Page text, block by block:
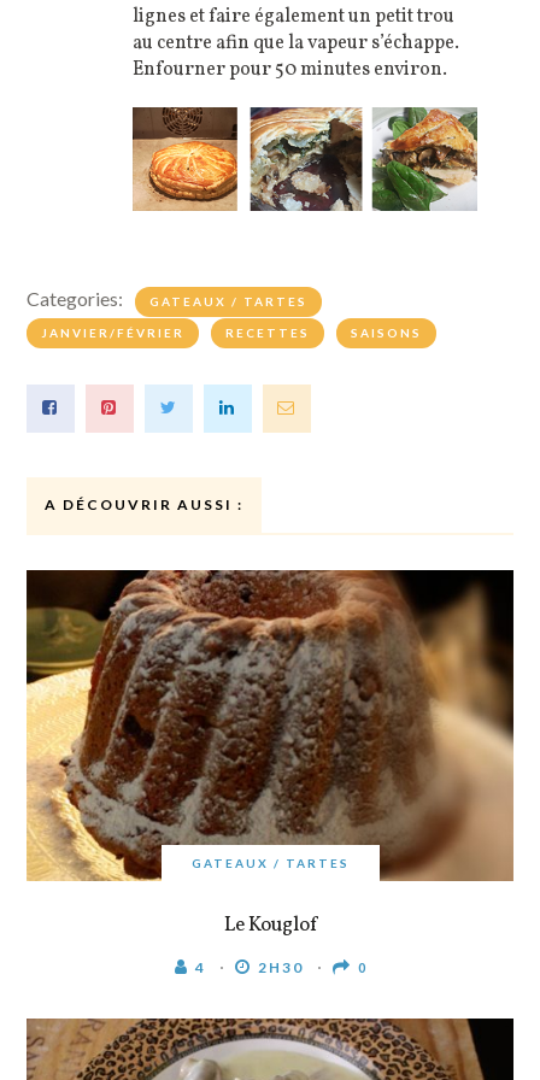
lignes et faire également un petit trou
au centre afin que la vapeur s’échappe.
Enfourner pour 50 minutes environ.
Categories: GATEAUX / TARTES
JANVIER/FÉVRIER RECETTES SAISONS
A DÉCOUVRIR AUSSI :
GATEAUX / TARTES
Le Kouglof
4 2H30 0